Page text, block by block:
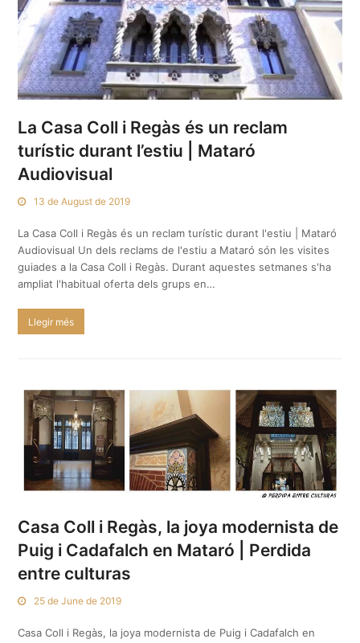
La Casa Coll i Regàs és un reclam
turístic durant l’estiu | Mataró
Audiovisual
13 de August de 2019
La Casa Coll i Regàs és un reclam turístic durant l'estiu | Mataró
Audiovisual Un dels reclams de l'estiu a Mataró són les visites
guiades a la Casa Coll i Regàs. Durant aquestes setmanes s'ha
ampliat l'habitual oferta dels grups en…
Llegir més
Casa Coll i Regàs, la joya modernista de
Puig i Cadafalch en Mataró | Perdida
entre culturas
25 de June de 2019
Casa Coll i Regàs, la joya modernista de Puig i Cadafalch en